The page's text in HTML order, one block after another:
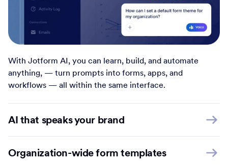
anything, — turn prompts into forms, apps, and
workflows — all within the same interface.
AI that speaks your brand
Organization-wide form templates